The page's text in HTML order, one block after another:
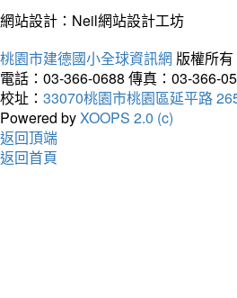
網站設計：Neil網站設計工坊
桃園市建德國小全球資訊網 版權所有
電話：03-366-0688 傳真：03-366-
校址： 33070桃園市桃園區延平路
Powered byXOOPS 2.0 (c)
返回頂端
返回首頁